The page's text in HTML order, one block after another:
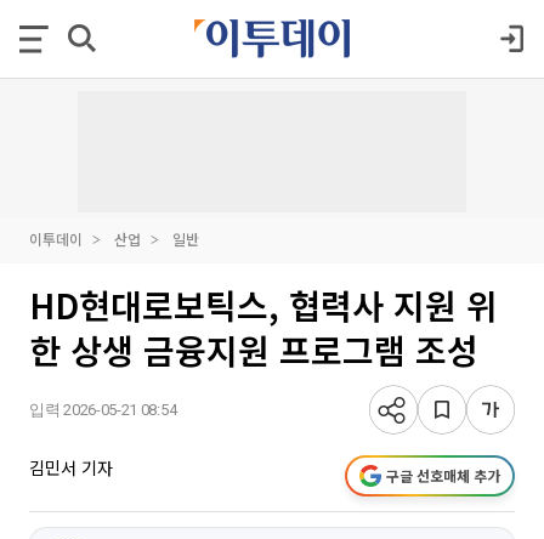
이투데이 산업 일반
HD현대로보틱스, 협력사 지원 위
한 상생 금융지원 프로그램 조성
입력 2026-05-21 08:54
김민서 기자 구글 선호매체 추가